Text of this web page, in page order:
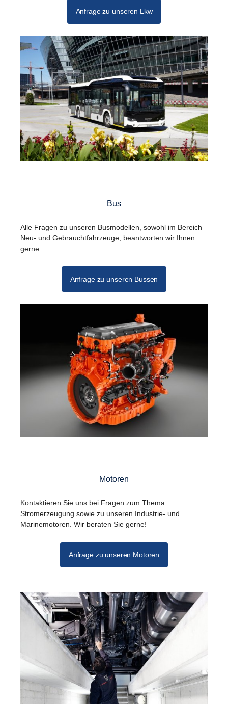
Anfrage zu unseren Lkw
Bus
Alle Fragen zu unseren Busmodellen, sowohl im Bereich
Neu- und Gebrauchtfahrzeuge, beantworten wir Ihnen
gerne.
Anfrage zu unseren Bussen
Motoren
Kontaktieren Sie uns bei Fragen zum Thema
Stromerzeugung sowie zu unseren Industrie- und
Marinemotoren. Wir beraten Sie gerne!
Anfrage zu unseren Motoren